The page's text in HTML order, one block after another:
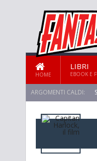
HOME
LIBRI
EBOOK E
ARGOMENTI CALDI: